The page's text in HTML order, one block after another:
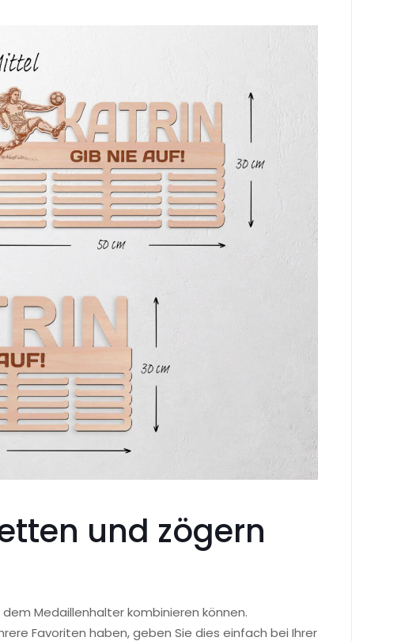
und zögern
Medaillenhalter kombinieren können.
Favoriten haben, geben Sie dies einfach bei Ihrer